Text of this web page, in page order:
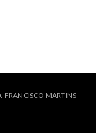
FRANCISCO MARTINS